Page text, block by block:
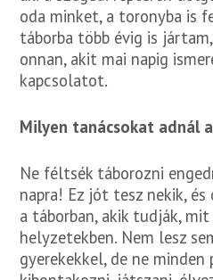
oda minket, a toronyba is
táborba több évig is
onnan, akit mai napig
kapcsolatot.
Milyen tanácsokat adnál
Ne féltsék táborozni
napra! Ez jót tesz nekik,
a táborban, akik tudják,
helyzetekben. Nem lesz
gyerekekkel, de ne minden